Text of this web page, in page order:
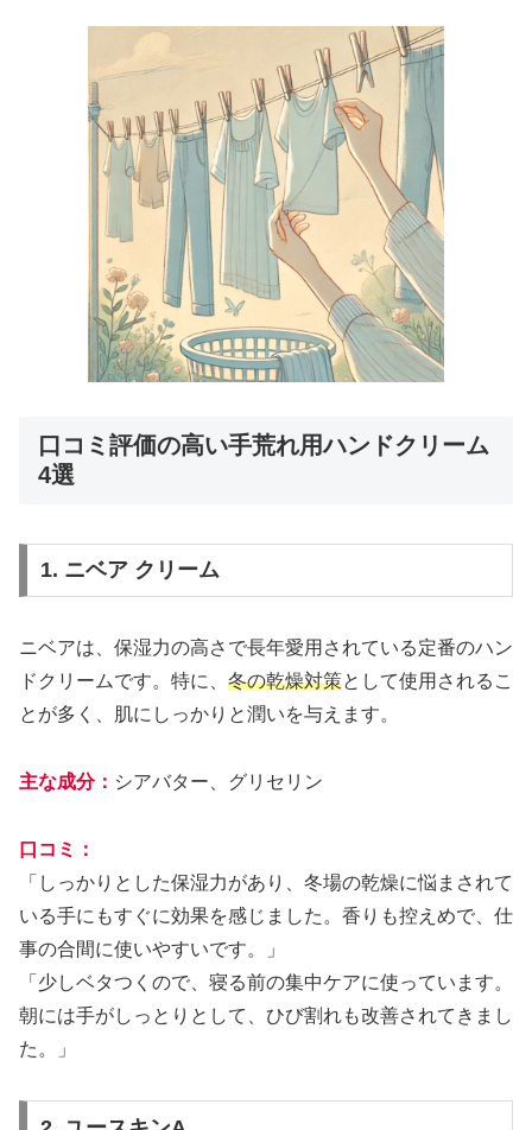
口コミ評価の高い手荒れ用ハンドクリーム
4選
1. ニベア クリーム
ニベアは、保湿力の高さで長年愛用されている定番のハン
ドクリームです。特に、 冬の乾燥対策として使用されるこ
とが多く、肌にしっかりと潤いを与えます。
主な成分： シアバター、グリセリン
口コミ：
「しっかりとした保湿力があり、冬場の乾燥に悩まされて
いる手にもすぐに効果を感じました。香りも控えめで、仕
事の合間に使いやすいです。」
「少しベタつくので、寝る前の集中ケアに使っています。
朝には手がしっとりとして、ひび割れも改善されてきまし
た。」